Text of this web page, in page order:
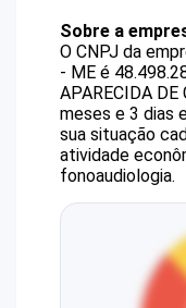
Sobre a
O CNPJ da
- ME é
APARECIDA DE
meses e 3 dias
sua situação
atividade
fonoaudiologia.